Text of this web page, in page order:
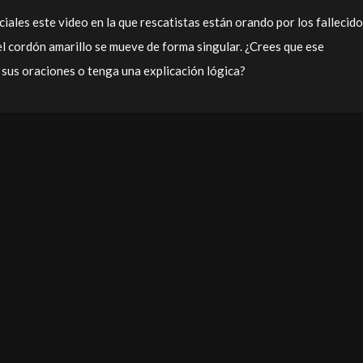
este video en la que rescatistas están orando por los
cordón amarillo se mueve de forma singular. ¿Crees que ese
oraciones o tenga una explicación lógica?